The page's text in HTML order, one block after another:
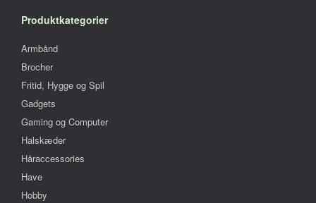
Produktkategorier
Armbånd
Brocher
Fritid, Hygge og Spil
Gadgets
Gaming og Computer
Halskæder
Håraccessories
Have
Hobby